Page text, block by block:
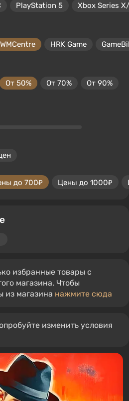
PlayStation 5 Xbox Series
WMCentre HRK Game
От 50% От 70% От 90%
до 700₽ Цены до 1000₽
избранные товары с
магазина. Чтобы
из магазина нажмите сюда
изменить условия